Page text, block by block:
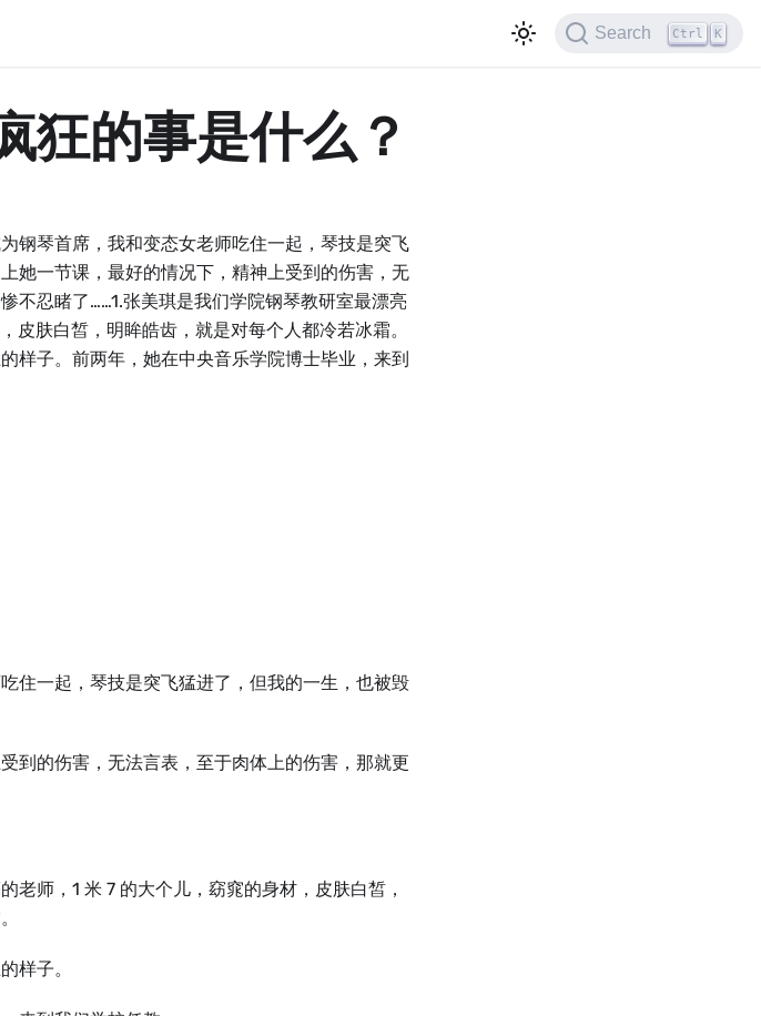
Search Ctrl K
狂的事是什么？
钢琴首席，我和变态女老师吃住一起，琴技是突飞
她一节课，最好的情况下，精神上受到的伤害，无
不忍睹了……1.张美琪是我们学院钢琴教研室最漂亮
皮肤白皙，明眸皓齿，就是对每个人都冷若冰霜。
样子。前两年，她在中央音乐学院博士毕业，来到
住一起，琴技是突飞猛进了，但我的一生，也被毁
到的伤害，无法言表，至于肉体上的伤害，那就更
老师，1 米 7 的大个儿，窈窕的身材，皮肤白皙，
样子。